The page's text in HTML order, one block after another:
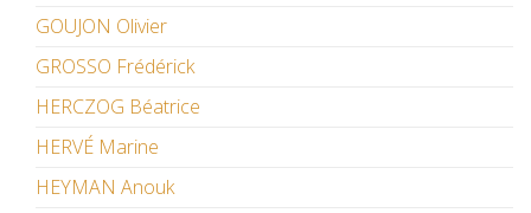
GOUJON Olivier
GROSSO Frédérick
HERCZOG Béatrice
HERVÉ Marine
HEYMAN Anouk